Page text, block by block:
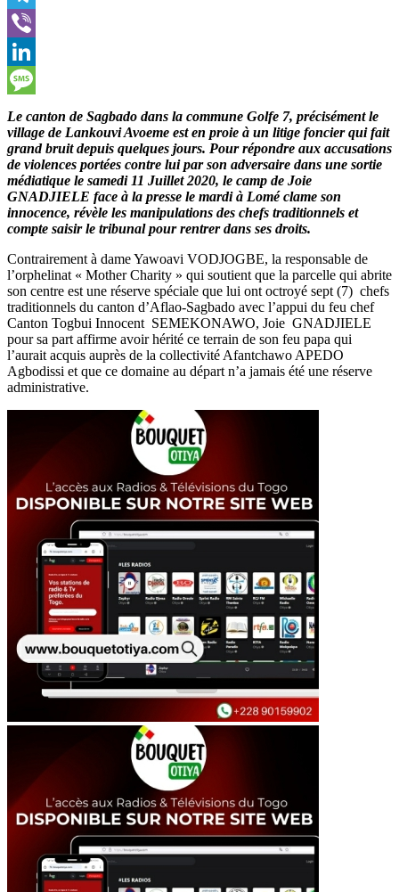
Telegram
Viber
LinkedIn
Message
Le canton de Sagbado dans la commune Golfe 7, précisément le
village de Lankouvi Avoeme est en proie à un litige foncier qui fait
grand bruit depuis quelques jours. Pour répondre aux accusations
de violences portées contre lui par son adversaire dans une sortie
médiatique le samedi 11 Juillet 2020, le camp de Joie
GNADJIELE face à la presse le mardi à Lomé clame son
innocence, révèle les manipulations des chefs traditionnels et
compte saisir le tribunal pour rentrer dans ses droits.
Contrairement à dame Yawoavi VODJOGBE, la responsable de
l’orphelinat « Mother Charity » qui soutient que la parcelle qui abrite
son centre est une réserve spéciale que lui ont octroyé sept (7) chefs
traditionnels du canton d’Aflao-Sagbado avec l’appui du feu chef
Canton Togbui Innocent SEMEKONAWO, Joie GNADJIELE
pour sa part affirme avoir hérité ce terrain de son feu papa qui
l’aurait acquis auprès de la collectivité Afantchawo APEDO
Agbodissi et que ce domaine au départ n’a jamais été une réserve
administrative.